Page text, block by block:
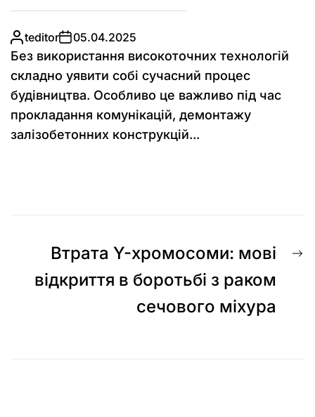
teditor 05.04.2025
Без використання високоточних технологій
складно уявити собі сучасний процес
будівництва. Особливо це важливо під час
прокладання комунікацій, демонтажу
залізобетонних конструкцій...
Навігація
записів
Втрата Y-хромосоми: мові
відкриття в боротьбі з раком
сечового міхура